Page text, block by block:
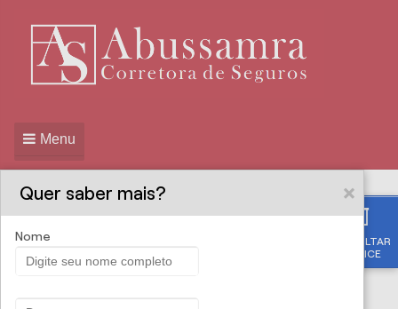
CONSULTAR
APÓLICE
Menu
PROPOSTA ONLINE
ABUSSAMRA
Quer saber mais?
Nome